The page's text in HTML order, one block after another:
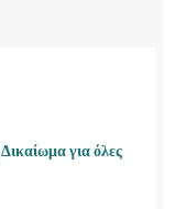
για όλες